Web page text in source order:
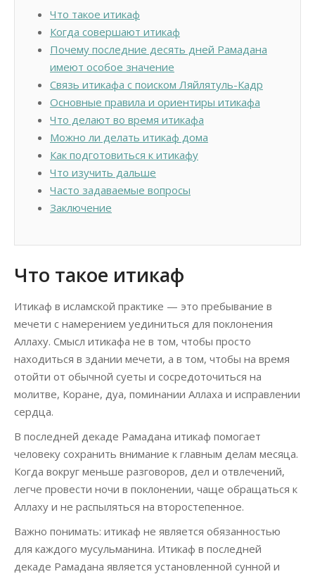
Что такое итикаф
Когда совершают итикаф
Почему последние десять дней Рамадана
имеют особое значение
Связь итикафа с поиском Ляйлятуль-Кадр
Основные правила и ориентиры итикафа
Что делают во время итикафа
Можно ли делать итикаф дома
Как подготовиться к итикафу
Что изучить дальше
Часто задаваемые вопросы
Заключение
Что такое итикаф
Итикаф в исламской практике — это пребывание в
мечети с намерением уединиться для поклонения
Аллаху. Смысл итикафа не в том, чтобы просто
находиться в здании мечети, а в том, чтобы на время
отойти от обычной суеты и сосредоточиться на
молитве, Коране, дуа, поминании Аллаха и исправлении
сердца.
В последней декаде Рамадана итикаф помогает
человеку сохранить внимание к главным делам месяца.
Когда вокруг меньше разговоров, дел и отвлечений,
легче провести ночи в поклонении, чаще обращаться к
Аллаху и не распыляться на второстепенное.
Важно понимать: итикаф не является обязанностью
для каждого мусульманина. Итикаф в последней
декаде Рамадана является установленной сунной и